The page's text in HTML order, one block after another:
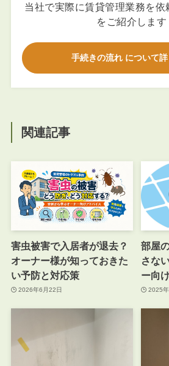
当社で実際に賃貸管理業務を
をご紹介します
手続きの流れ について
関連記事
害虫被害で入居者が退去？
オーナー様が知っておきた
い予防と対応策
2026年6月22日
部屋
さな
ー向
2025